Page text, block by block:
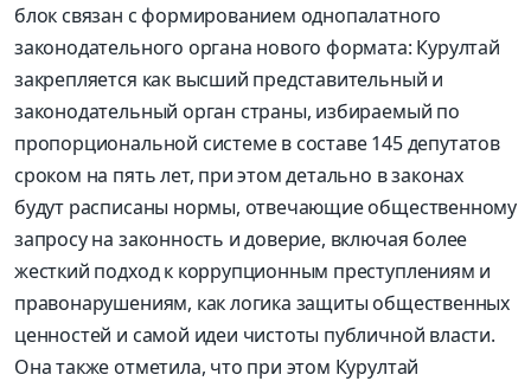
блок связан с формированием однопалатного
законодательного органа нового формата: Курултай
закрепляется как высший представительный и
законодательный орган страны, избираемый по
пропорциональной системе в составе 145 депутатов
сроком на пять лет, при этом детально в законах
будут расписаны нормы, отвечающие общественному
запросу на законность и доверие, включая более
жесткий подход к коррупционным преступлениям и
правонарушениям, как логика защиты общественных
ценностей и самой идеи чистоты публичной власти.
Она также отметила, что при этом Курултай